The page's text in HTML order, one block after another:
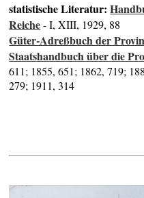
statistische Literatur:
Reiche- I, XIII, 1929, 88
Güter-Adreßbuch der
Staatshandbuch über die
611; 1855, 651; 1862, 719;
279; 1911, 314